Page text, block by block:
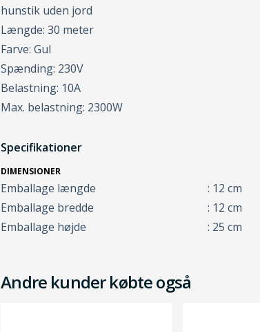
hunstik uden jord
Længde: 30 meter
Farve: Gul
Spænding: 230V
Belastning: 10A
Max. belastning: 2300W
Specifikationer
DIMENSIONER
Emballage længde
: 12 cm
Emballage bredde
: 12 cm
Emballage højde
: 25 cm
Andre kunder købte også